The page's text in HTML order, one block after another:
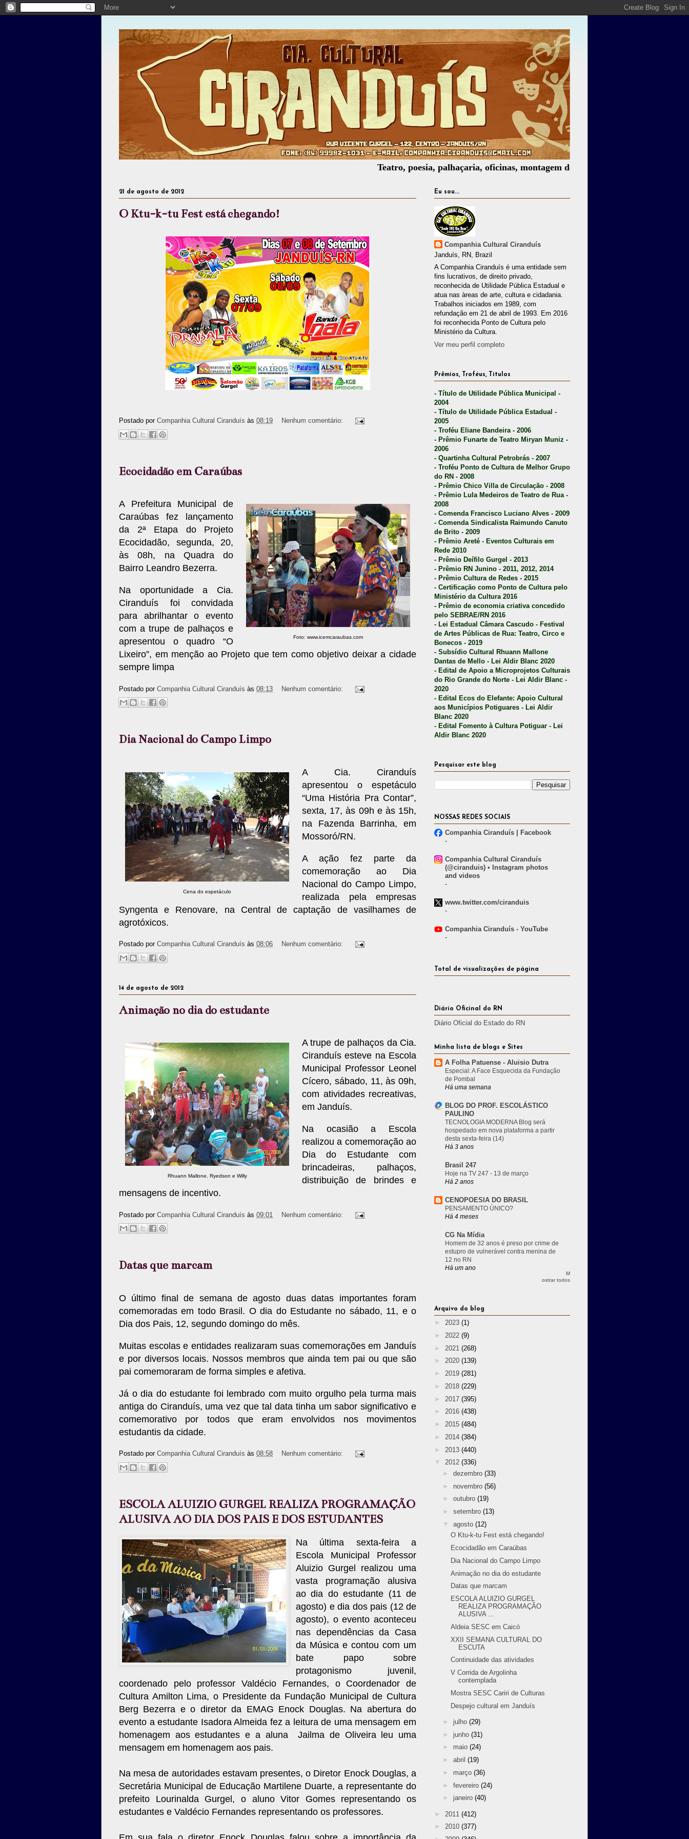
Teatro, poesia, palhaçaria, oficinas, montagem de espetáculos, assessoria cultural,
21 de agosto de 2012
O Ktu-k-tu Fest está chegando!
Postado por Companhia Cultural Ciranduís às 08:19 Nenhum comentário:
Ecocidadão em Caraúbas
Foto: www.icemcaraubas.com
A Prefeitura Municipal de
Caraúbas fez lançamento
da 2ª Etapa do Projeto
Ecocidadão, segunda, 20,
às 08h, na Quadra do
Bairro Leandro Bezerra.
Na oportunidade a Cia.
Ciranduís foi convidada
para abrilhantar o evento
com a trupe de palhaços e
apresentou o quadro “O
Lixeiro”, em menção ao Projeto que tem como objetivo deixar a cidade
sempre limpa
Postado por Companhia Cultural Ciranduís às 08:13 Nenhum comentário:
Dia Nacional do Campo Limpo
Cena do espetáculo
A Cia. Ciranduís
apresentou o espetáculo
“Uma História Pra Contar”,
sexta, 17, às 09h e às 15h,
na Fazenda Barrinha, em
Mossoró/RN.
A ação fez parte da
comemoração ao Dia
Nacional do Campo Limpo,
realizada pela empresas
Syngenta e Renovare, na Central de captação de vasilhames de
agrotóxicos.
Postado por Companhia Cultural Ciranduís às 08:06 Nenhum comentário:
14 de agosto de 2012
Animação no dia do estudante
Rhuann Mallone, Ryedson e Willy
A trupe de palhaços da Cia.
Ciranduís esteve na Escola
Municipal Professor Leonel
Cícero, sábado, 11, às 09h,
com atividades recreativas,
em Janduís.
Na ocasião a Escola
realizou a comemoração ao
Dia do Estudante com
brincadeiras, palhaços,
distribuição de brindes e
mensagens de incentivo.
Postado por Companhia Cultural Ciranduís às 09:01 Nenhum comentário:
Datas que marcam
O último final de semana de agosto duas datas importantes foram
comemoradas em todo Brasil. O dia do Estudante no sábado, 11, e o
Dia dos Pais, 12, segundo domingo do mês.
Muitas escolas e entidades realizaram suas comemorações em Janduís
e por diversos locais. Nossos membros que ainda tem pai ou que são
pai comemoraram de forma simples e afetiva.
Já o dia do estudante foi lembrado com muito orgulho pela turma mais
antiga do Ciranduís, uma vez que tal data tinha um sabor significativo e
comemorativo por todos que eram envolvidos nos movimentos
estudantis da cidade.
Postado por Companhia Cultural Ciranduís às 08:58 Nenhum comentário:
ESCOLA ALUIZIO GURGEL REALIZA PROGRAMAÇÃO
ALUSIVA AO DIA DOS PAIS E DOS ESTUDANTES
Na última sexta-feira a
Escola Municipal Professor
Aluizio Gurgel realizou uma
vasta programação alusiva
ao dia do estudante (11 de
agosto) e dia dos pais (12 de
agosto), o evento aconteceu
nas dependências da Casa
da Música e contou com um
bate papo sobre
protagonismo juvenil,
coordenado pelo professor Valdécio Fernandes, o Coordenador de
Cultura Amilton Lima, o Presidente da Fundação Municipal de Cultura
Berg Bezerra e o diretor da EMAG Enock Douglas. Na abertura do
evento a estudante Isadora Almeida fez a leitura de uma mensagem em
homenagem aos estudantes e a aluna Jailma de Oliveira leu uma
mensagem em homenagem aos pais.
Na mesa de autoridades estavam presentes, o Diretor Enock Douglas, a
Secretária Municipal de Educação Martilene Duarte, a representante do
prefeito Lourinalda Gurgel, o aluno Vitor Gomes representando os
estudantes e Valdécio Fernandes representando os professores.
Eu sou...
Companhia Cultural Ciranduís
Janduís, RN, Brazil
A Companhia Ciranduís é uma entidade sem
fins lucrativos, de direito privado,
reconhecida de Utilidade Pública Estadual e
atua nas àreas de arte, cultura e cidadania.
Trabalhos iniciados em 1989, com
refundação em 21 de abril de 1993. Em 2016
foi reconhecida Ponto de Cultura pelo
Ministério da Cultura.
Ver meu perfil completo
Prêmios, Troféus, Títulos
- Título de Utilidade Pública Municipal -
2004
- Título de Utilidade Pública Estadual -
2005
- Troféu Eliane Bandeira - 2006
- Prêmio Funarte de Teatro Miryan Muniz -
2006
- Quartinha Cultural Petrobrás - 2007
- Troféu Ponto de Cultura de Melhor Grupo
do RN - 2008
- Prêmio Chico Villa de Circulação - 2008
- Prêmio Lula Medeiros de Teatro de Rua -
2008
- Comenda Francisco Luciano Alves - 2009
- Comenda Sindicalista Raimundo Canuto
de Brito - 2009
- Prêmio Areté - Eventos Culturais em
Rede 2010
- Prêmio Deífilo Gurgel - 2013
- Prêmio RN Junino - 2011, 2012, 2014
- Prêmio Cultura de Redes - 2015
- Certificação como Ponto de Cultura pelo
Ministério da Cultura 2016
- Prêmio de economia criativa concedido
pelo SEBRAE/RN 2016
- Lei Estadual Câmara Cascudo - Festival
de Artes Públicas de Rua: Teatro, Circo e
Bonecos - 2019
- Subsídio Cultural Rhuann Mallone
Dantas de Mello - Lei Aldir Blanc 2020
- Edital de Apoio a Microprojetos Culturais
do Rio Grande do Norte - Lei Aldir Blanc -
2020
- Edital Ecos do Elefante: Apoio Cultural
aos Municípios Potiguares - Lei Aldir
Blanc 2020
- Edital Fomento à Cultura Potiguar - Lei
Aldir Blanc 2020
Pesquisar este blog
NOSSAS REDES SOCIAIS
Companhia Ciranduís | Facebook
-
Companhia Cultural Ciranduís
(@ciranduis) • Instagram photos
and videos
-
www.twitter.com/ciranduis
-
Companhia Ciranduís - YouTube
-
Total de visualizações de página
Diário Oficinal do RN
Diário Oficial do Estado do RN
Minha lista de blogs e Sites
A Folha Patuense - Aluisio Dutra
Especial: A Face Esquecida da Fundação
de Pombal
Há uma semana
BLOG DO PROF. ESCOLÁSTICO
PAULINO
TECNOLOGIA MODERNA Blog será
hospedado em nova plataforma a partir
desta sexta-feira (14)
Há 3 anos
Brasil 247
Hoje na TV 247 - 13 de março
Há 2 anos
CENOPOESIA DO BRASIL
PENSAMENTO ÚNICO?
Há 4 meses
CG Na Mídia
Homem de 32 anos é preso por crime de
estupro de vulnerável contra menina de
12 no RN
Há um ano
M
ostrar todos
Arquivo do blog
► 2023 (1)
► 2022 (9)
► 2021 (268)
► 2020 (139)
► 2019 (281)
► 2018 (229)
► 2017 (395)
► 2016 (438)
► 2015 (484)
► 2014 (384)
► 2013 (440)
▼ 2012 (336)
► dezembro (33)
► novembro (56)
► outubro (19)
► setembro (13)
▼ agosto (12)
O Ktu-k-tu Fest está chegando!
Ecocidadão em Caraúbas
Dia Nacional do Campo Limpo
Animação no dia do estudante
Datas que marcam
ESCOLA ALUIZIO GURGEL
REALIZA PROGRAMAÇÃO
ALUSIVA ...
Aldeia SESC em Caicó
XXII SEMANA CULTURAL DO
ESCUTA
Continuidade das atividades
V Corrida de Argolinha
contemplada
Mostra SESC Cariri de Culturas
Despejo cultural em Janduís
► julho (29)
► junho (31)
► maio (24)
► abril (19)
► março (36)
► fevereiro (24)
► janeiro (40)
► 2011 (412)
► 2010 (377)